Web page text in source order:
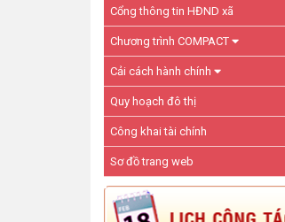
Cổng thông tin HĐND xã
Chương trình COMPACT
Cải cách hành chính
Quy hoạch đô thị
Công khai tài chính
Sơ đồ trang web